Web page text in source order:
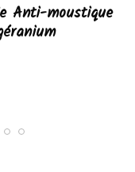
Bougie Anti-
à la citronnelle